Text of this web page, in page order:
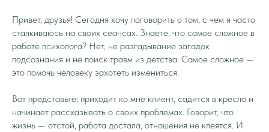
Привет, друзья! Сегодня хочу поговорить о том, с чем я часто
сталкиваюсь на своих сеансах. Знаете, что самое сложное в
работе психолога? Нет, не разгадывание загадок
подсознания и не поиск травм из детства. Самое сложное —
это помочь человеку захотеть измениться.
Вот представьте: приходит ко мне клиент, садится в кресло и
начинает рассказывать о своих проблемах. Говорит, что
жизнь — отстой, работа достала, отношения не клеятся. И